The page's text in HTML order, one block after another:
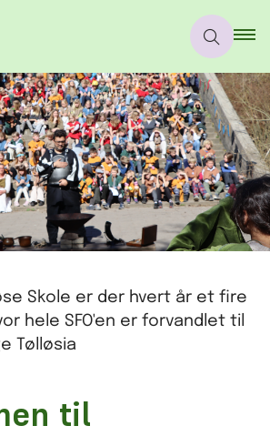
Skole er der hvert år et fire
hele SFO'en er forvandlet til
Tølløsia
til